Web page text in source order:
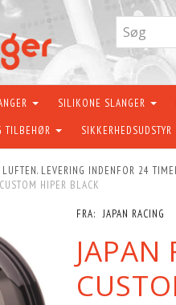
SILIKONE SLANGER
TILBEHØR SIKKERHEDSUDSTYR
LEVERING INDENFOR 24
HIPER BLACK
FRA: JAPAN RACING